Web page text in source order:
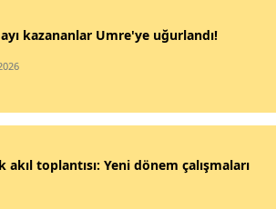
Sakarya
Siirt
kazananlar Umre'ye uğurlandı!
toplantısı: Yeni dönem çalışmaları